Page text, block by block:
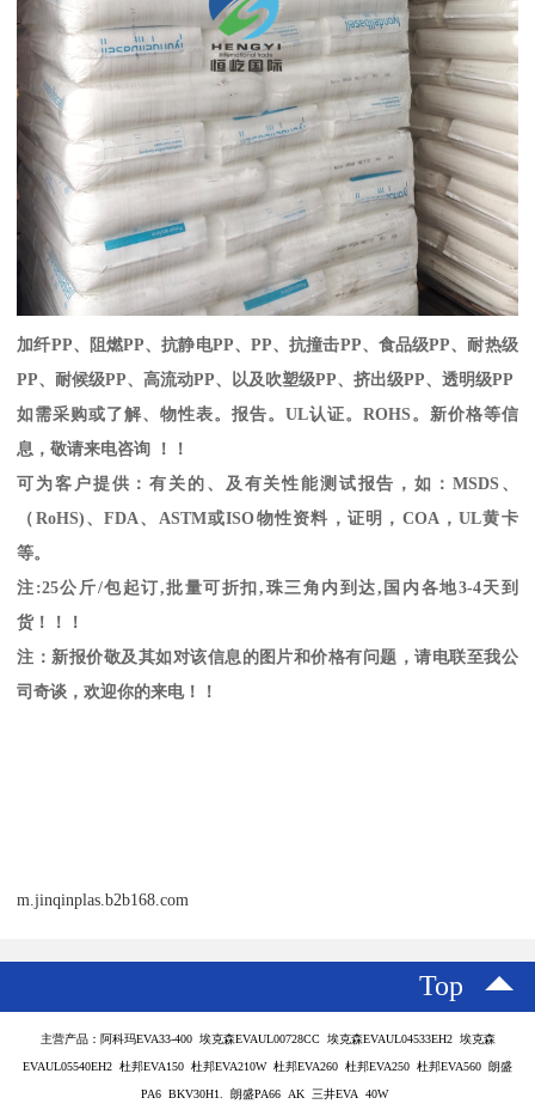
加纤PP、阻燃PP、抗静电PP、 PP、抗撞击PP、食品级PP、耐热级
PP、耐候级PP、高流动PP、以及吹塑级PP、挤出级PP、透明级PP
如需采购或了解、物性表。报告。 UL认证。 ROHS 。新价格等信
息，敬请来电咨询 ！！
可为客户提供：有关的、及有关性能测试报告，如： MSDS 、
（ RoHS) 、FDA、 ASTM或ISO物性资料，证明， COA，UL黄卡
等。
注 :25公斤/包起订,批量可折扣, 珠三角内到达, 国内各地3-4天到
货！！！
注：新报价敬及其如对该信息的图片和价格有问题，请电联至我公
司奇谈，欢迎你的来电！！
m.jinqinplas.b2b168.com
Top
主营产品：阿科玛EVA33-400 埃克森EVAUL00728CC 埃克森EVAUL04533EH2 埃克森
EVAUL05540EH2 杜邦EVA150 杜邦EVA210W 杜邦EVA260 杜邦EVA250 杜邦EVA560 朗盛
PA6 BKV30H1. 朗盛PA66 AK 三井EVA 40W